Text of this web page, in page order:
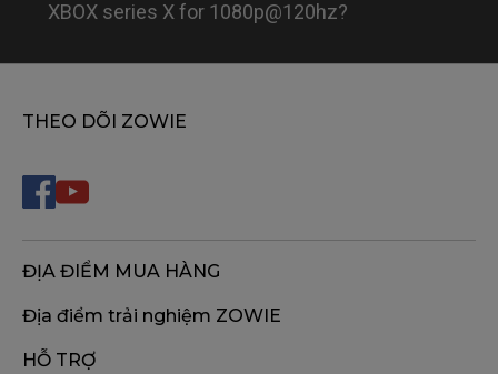
XBOX series X for 1080p@120hz?
THEO DÕI ZOWIE
ĐỊA ĐIỂM MUA HÀNG
Địa điểm trải nghiệm ZOWIE
HỖ TRỢ